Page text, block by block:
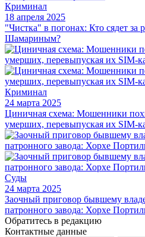
Криминал
18 апреля 2025
"Чистка" в погонах: Кто сядет за
Шамариным?
Криминал
24 марта 2025
Циничная схема: Мошенники
умерших, перевыпуская их SIM-
Суды
24 марта 2025
Заочный приговор бывшему
патронного завода: Хорхе
Обратитесь в редакцию
Контактные данные